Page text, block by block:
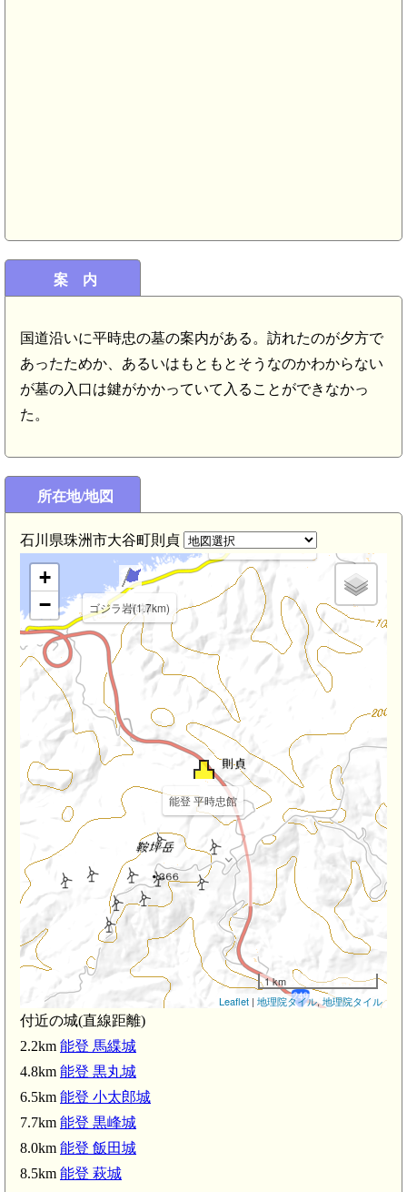
案 内
国道沿いに平時忠の墓の案内がある。訪れたのが夕方で
あったためか、あるいはもともとそうなのかわからない
が墓の入口は鍵がかかっていて入ることができなかっ
た。
所在地/地図
石川県珠洲市大谷町則貞
ゴジラ岩(1.7km)
能登 平時忠館
能登 馬緤城(2.2km)
+
−
1 km
Leaflet | 地理院タイル,地理院タイル
付近の城(直線距離)
2.2km 能登 馬緤城
4.8km 能登 黒丸城
6.5km 能登 小太郎城
7.7km 能登 黒峰城
8.0km 能登 飯田城
8.5km 能登 萩城